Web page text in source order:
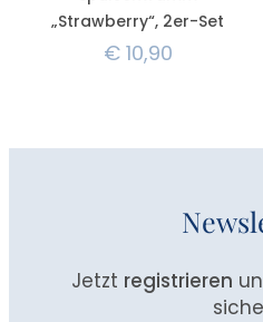
„Strawberry“, 2er-Set
€10,90
Jetzt registrieren